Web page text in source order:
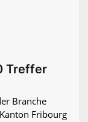
Treffer
Branche
Fribourg